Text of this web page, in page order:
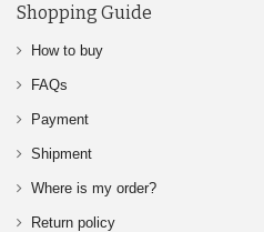
Shopping Guide
How to buy
FAQs
Payment
Shipment
Where is my order?
Return policy